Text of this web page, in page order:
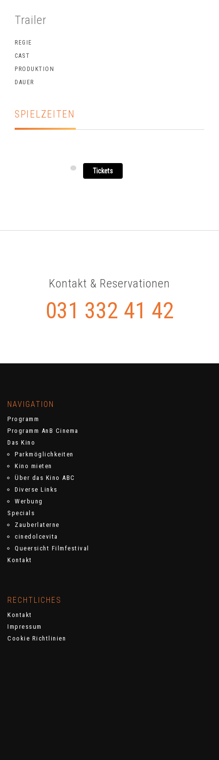
Trailer
REGIE
CAST
PRODUKTION
DAUER
SPIELZEITEN
Tickets
Kontakt & Reservationen
031 332 41 42
NAVIGATION
Programm
Programm AnB Cinema
Das Kino
Parkmöglichkeiten
Kino mieten
Über das Kino ABC
Diverse Links
Werbung
Specials
Zauberlaterne
cinedolcevita
Queersicht Filmfestival
Kontakt
RECHTLICHES
Kontakt
Impressum
Cookie Richtlinien